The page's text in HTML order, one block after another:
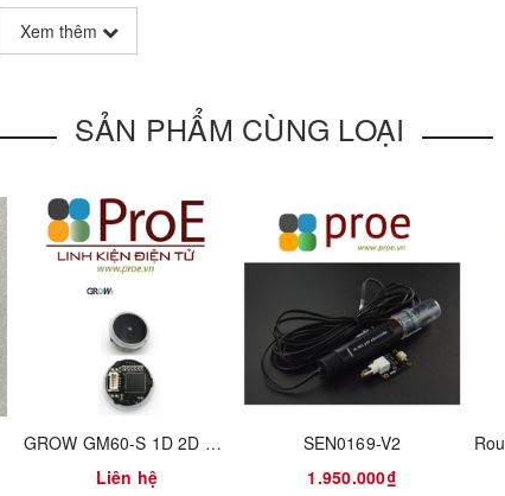
jitter. The software library adopts the two-point calibration
solutions (4.0 and 7.0), so simple and convenient.
quality sensor products
suitable for the DIY of multi-parameter water quality
of the solution. It is also called the hydrogen ion
The pH has a wide range of uses in medicine,
Under the thermodynamic standard conditions, pH=7,
is acidic; pH>7, which means the solution is alkaline.
Xem thêm
SẢN PHẨM CÙNG LOẠI
GROW GM60-S 1D 2D Barcode Scanner
Liên hệ
SEN0169-V2
1.950.000₫